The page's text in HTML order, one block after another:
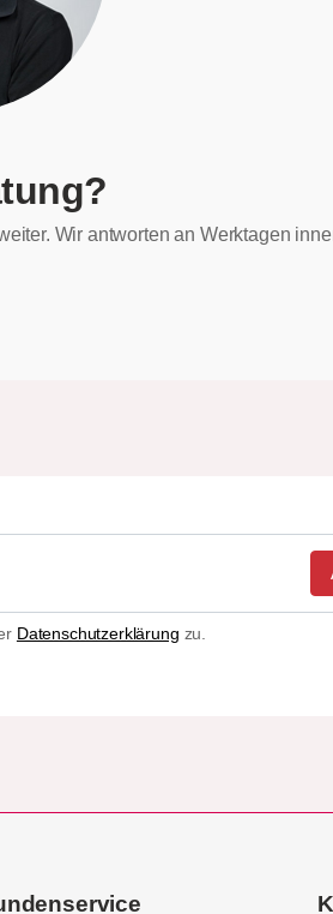
Wir antworten an Werktagen
Datenschutzerklärung zu.